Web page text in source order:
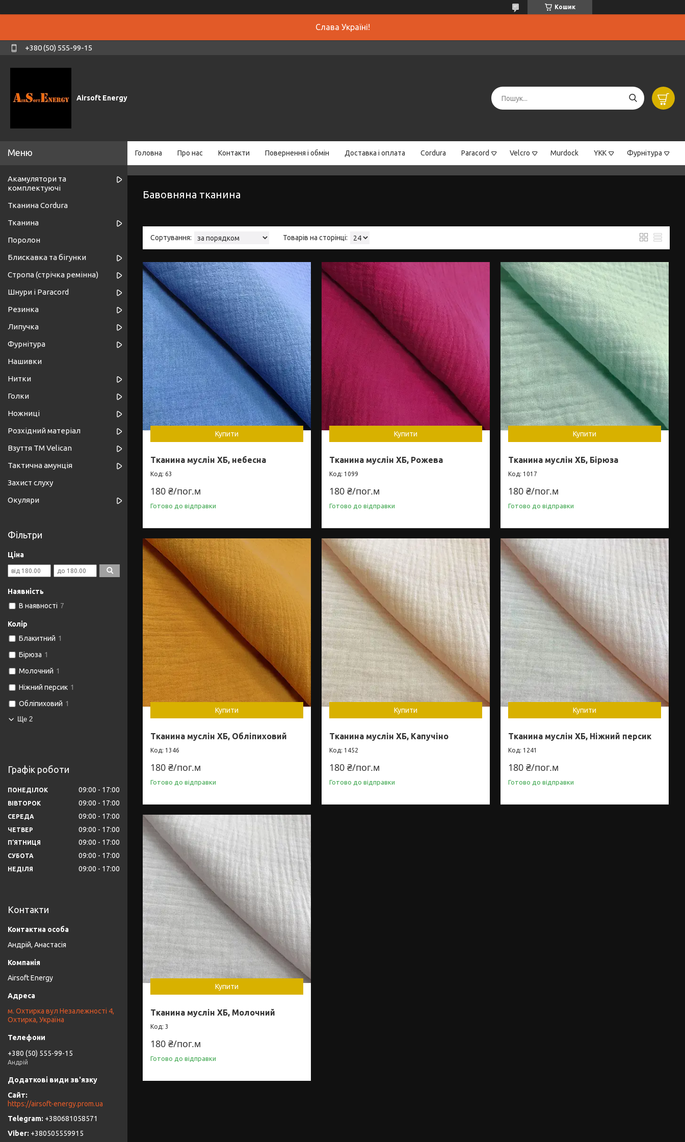
Кошик
Слава Україні!
+380 (50) 555-99-15
Airsoft Energy
Головна Про нас Контакти Повернення і обмін Доставка і оплата Cordura Paracord Velcro Murdock YKK Фурнітура
Бавовняна тканина
Купити
Тканина муслін ХБ, небесна
63
180 ₴/пог.м
Готово до відправки
Купити
Тканина муслін ХБ, Рожева
1099
180 ₴/пог.м
Готово до відправки
Купити
Тканина муслін ХБ, Бірюза
1017
180 ₴/пог.м
Готово до відправки
Купити
Тканина муслін ХБ, Обліпиховий
1346
180 ₴/пог.м
Готово до відправки
Купити
Тканина муслін ХБ, Капучіно
1452
180 ₴/пог.м
Готово до відправки
Купити
Тканина муслін ХБ, Ніжний персик
1241
180 ₴/пог.м
Готово до відправки
Купити
Тканина муслін ХБ, Молочний
3
180 ₴/пог.м
Готово до відправки
Акамулятори та
комплектуючі
Тканина Cordura
Тканина
Поролон
Блискавка та бігунки
Стропа (стрічка ремінна)
Шнури і Paracord
Резинка
Липучка
Фурнітура
Нашивки
Нитки
Голки
Ножниці
Розхідний матеріал
Взуття ТМ Velican
Тактична амунція
Захист слуху
Окуляри
Фільтри
Ціна
Наявність
В наявності 7
Колір
Блакитний 1
Бірюза 1
Молочний 1
Ніжний персик 1
Обліпиховий 1
Ще 2
Графік роботи
ПОНЕДІЛОК 09:00 17:00
ВІВТОРОК 09:00 17:00
СЕРЕДА 09:00 17:00
ЧЕТВЕР 09:00 17:00
ПʼЯТНИЦЯ 09:00 17:00
СУБОТА 09:00 17:00
НЕДІЛЯ 09:00 17:00
Контакти
Андрій, Анастасія
Airsoft Energy
м. Охтирка вул Незалежності 4,
Охтирка, Україна
+380 (50) 555-99-15
Андрій
https://airsoft-energy.prom.ua
+380681058571
+380505559915